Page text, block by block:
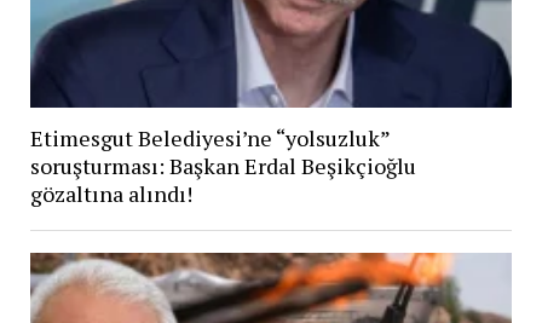
Etimesgut Belediyesi’ne “yolsuzluk”
soruşturması: Başkan Erdal Beşikçioğlu
gözaltına alındı!